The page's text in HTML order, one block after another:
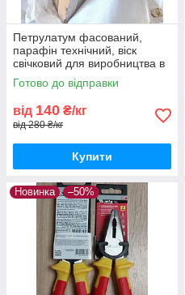
Петрулатум фасований,
парафін технічний, віск
свічковий для виробництва в
пластинах 5,2 кг нафтовий
вазелін
Готово до відправки
від 140 ₴/кг
від 280 ₴/кг
Купити
Новинка –50%